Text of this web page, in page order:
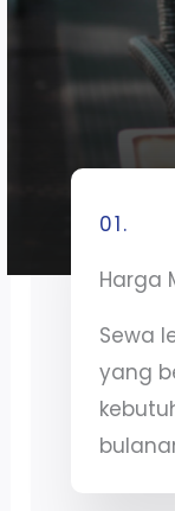
01.
Harga
Sewa
yang